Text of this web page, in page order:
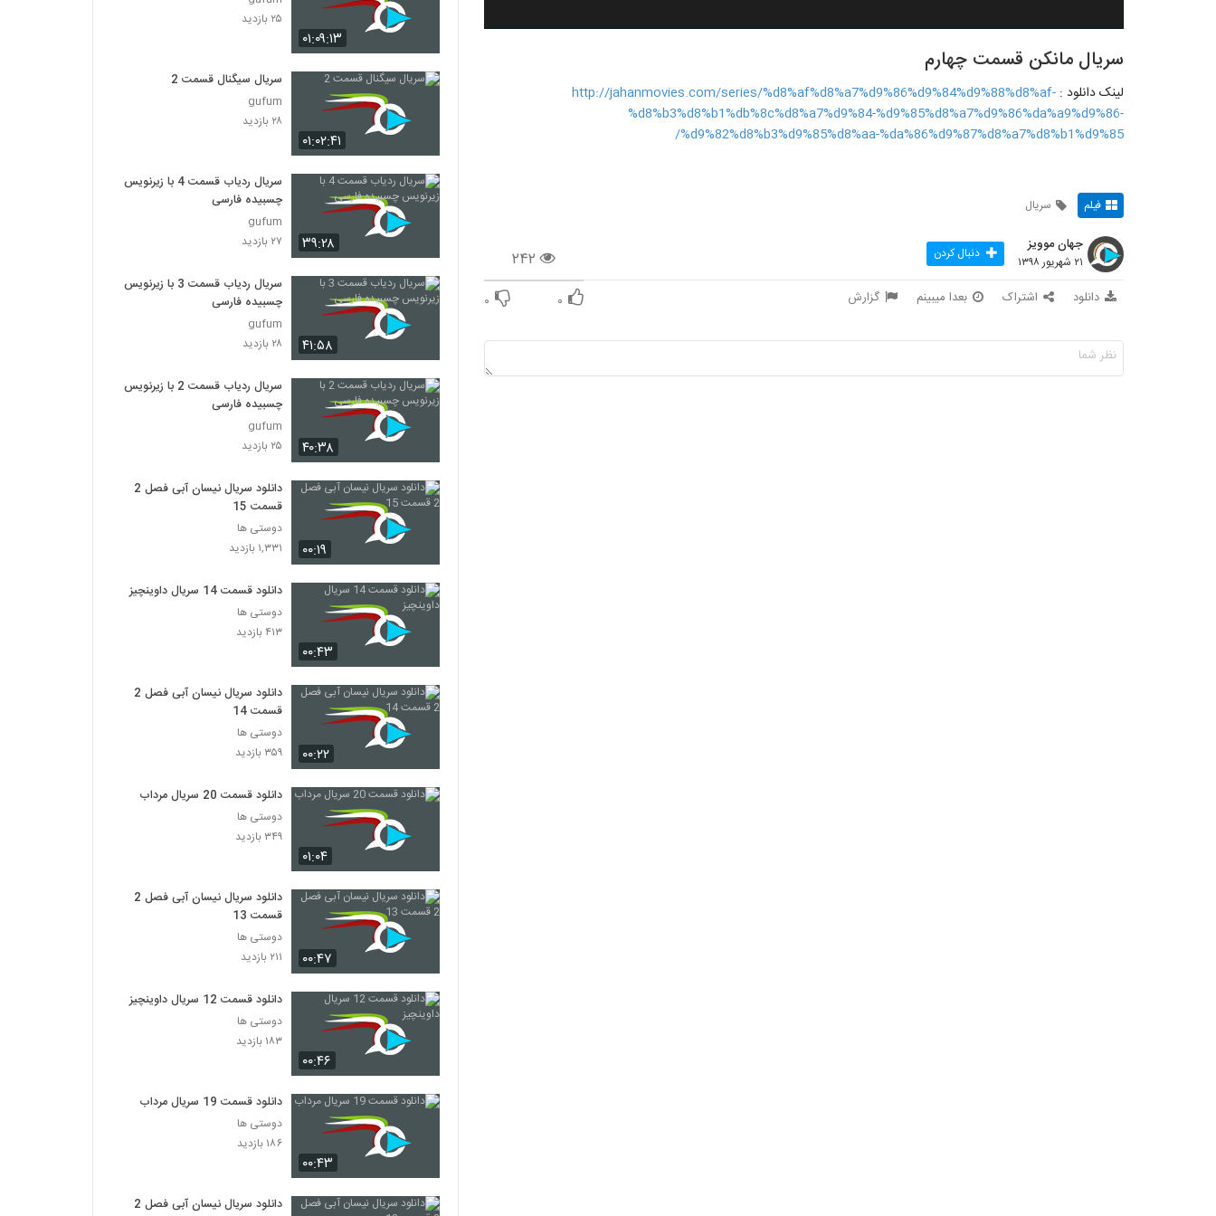
سریال مانکن قسمت چهارم
لینک دانلود : http://jahanmovies.com/series/%d8%af%d8%a7%d9%86%d9%84%d9%88%d8%af-
%d8%b3%d8%b1%db%8c%d8%a7%d9%84-%d9%85%d8%a7%d9%86%da%a9%d9%86-
%d9%82%d8%b3%d9%85%d8%aa-%da%86%d9%87%d8%a7%d8%b1%d9%85/
فیلم سریال
۲۴۲
جهان موویز
۲۱ شهریور ۱۳۹۸ دنبال کردن
دانلود اشتراک بعدا میبینم گزارش ۰ ۰
۰۱:۰۹:۱۳
۲۵ بازدید
۰۱:۰۲:۴۱
سریال سیگنال قسمت 2
gufum
۲۸ بازدید
۳۹:۲۸
سریال ردیاب قسمت 4 با زیرنویس
چسبیده فارسی
gufum
۲۷ بازدید
۴۱:۵۸
سریال ردیاب قسمت 3 با زیرنویس
چسبیده فارسی
gufum
۲۸ بازدید
۴۰:۳۸
سریال ردیاب قسمت 2 با زیرنویس
چسبیده فارسی
gufum
۲۵ بازدید
۰۰:۱۹
دانلود سریال نیسان آبی فصل 2
قسمت 15
دوستی ها
۱,۳۳۱ بازدید
۰۰:۴۳
دانلود قسمت 14 سریال داوینچیز
دوستی ها
۴۱۳ بازدید
۰۰:۲۲
دانلود سریال نیسان آبی فصل 2
قسمت 14
دوستی ها
۳۵۹ بازدید
۰۱:۰۴
دانلود قسمت 20 سریال مرداب
دوستی ها
۳۴۹ بازدید
۰۰:۴۷
دانلود سریال نیسان آبی فصل 2
قسمت 13
دوستی ها
۲۱۱ بازدید
۰۰:۴۶
دانلود قسمت 12 سریال داوینچیز
دوستی ها
۱۸۳ بازدید
۰۰:۴۳
دانلود قسمت 19 سریال مرداب
دوستی ها
۱۸۶ بازدید
دانلود سریال نیسان آبی فصل 2